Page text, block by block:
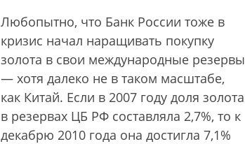
Любопытно, что Банк России тоже в
кризис начал наращивать покупку
золота в свои международные резервы
— хотя далеко не в таком масштабе,
как Китай. Если в 2007 году доля золота
в резервах ЦБ РФ составляла 2,7%, то к
декабрю 2010 года она достигла 7,1%